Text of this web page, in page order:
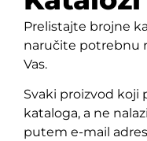
Prelistajte brojne
naručite potrebnu
Vas.
Svaki proizvod koji
kataloga, a ne
putem e-mail